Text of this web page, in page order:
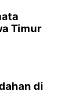
Timur
di